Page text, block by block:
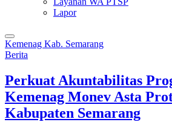
Lapor
Kemenag Kab. Semarang
Berita
Perkuat Akuntabilitas
Kemenag Monev Asta
Kabupaten Semarang